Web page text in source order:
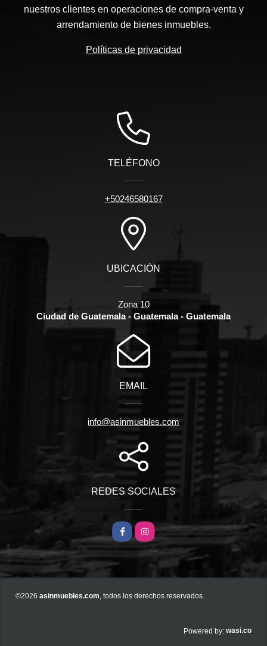
nuestros clientes en operaciones de compra-venta y
arrendamiento de bienes inmuebles.
Políticas de privacidad
TELÉFONO
+50246580167
UBICACIÓN
Zona 10
Ciudad de Guatemala - Guatemala - Guatemala
EMAIL
info@asinmuebles.com
REDES SOCIALES
FacebookInstagram
©2026 asinmuebles.com, todos los derechos reservados.
Powered by: wasi.co